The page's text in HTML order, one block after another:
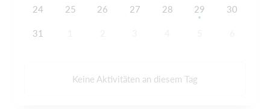
24 25 26 27 28 29 30
31
Keine Aktivitäten an diesem Tag